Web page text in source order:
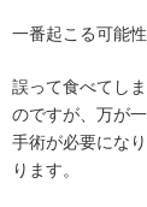
一番起こる可能
誤って食べてし
のですが、万が
手術が必要にな
ります。